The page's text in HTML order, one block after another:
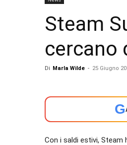
Steam
cercano
Di Marla Wilde - 25 Giugno
G
Con i saldi estivi,